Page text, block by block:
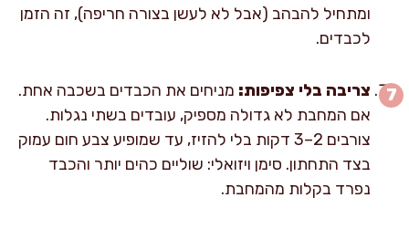
ומתחיל להבהב (אבל לא לעשן בצורה חריפה), זה הזמן
לכבדים.
צריבה בלי צפיפות: מניחים את הכבדים בשכבה אחת.
אם המחבת לא גדולה מספיק, עובדים בשתי נגלות.
צורבים 2–3 דקות בלי להזיז, עד שמופיע צבע חום עמוק
בצד התחתון. סימן ויזואלי: שוליים כהים יותר והכבד
נפרד בקלות מהמחבת.